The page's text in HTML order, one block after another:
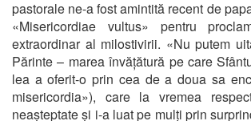
pastorale ne-a fost amintită recent de
«Misericordiae vultus» pentru
extraordinar al milostivirii. «Nu putem
Părinte – marea învățătură pe care
lea a oferit-o prin cea de a doua sa
misericordia»), care la vremea
neașteptate și i-a luat pe mulți prin